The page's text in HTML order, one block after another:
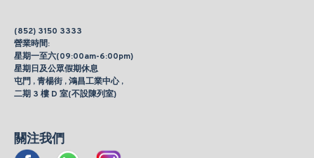
(852) 3150 3333
營業時間:
星期一至六(09:00am-6:00pm)
星期日及公眾假期休息
屯門 , 青楊街 , 鴻昌工業中心 ,
二期 3 樓 D 室(不設陳列室)
關注我們